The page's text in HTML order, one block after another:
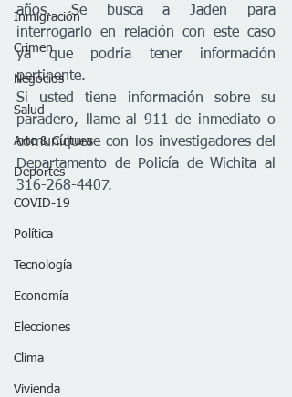
Inmigración
Crimen
Negocios
Salud
Arte & Cultura
Deportes
COVID-19
Política
Tecnología
Economía
Elecciones
Clima
Vivienda
años. Se busca a Jaden para
interrogarlo en relación con este caso
ya que podría tener información
pertinente.
Si usted tiene información sobre su
paradero, llame al 911 de inmediato o
comuníquese con los investigadores del
Departamento de Policía de Wichita al
316-268-4407.